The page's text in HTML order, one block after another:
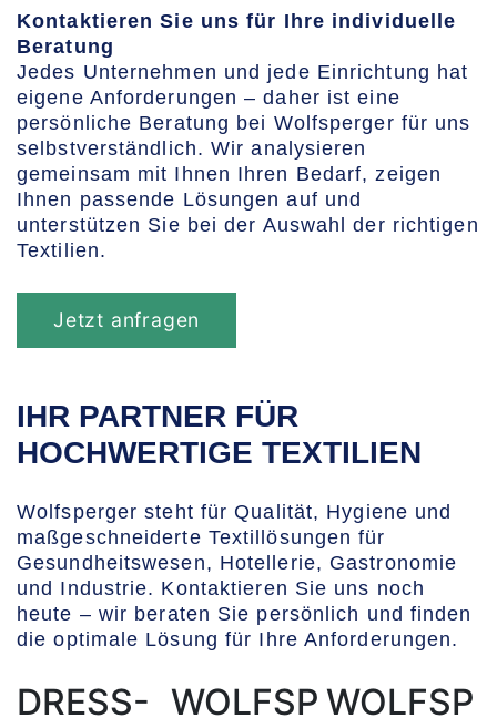
Kontaktieren Sie uns für Ihre individuelle
Beratung
Jedes Unternehmen und jede Einrichtung hat
eigene Anforderungen – daher ist eine
persönliche Beratung bei Wolfsperger für uns
selbstverständlich. Wir analysieren
gemeinsam mit Ihnen Ihren Bedarf, zeigen
Ihnen passende Lösungen auf und
unterstützen Sie bei der Auswahl der richtigen
Textilien.
Jetzt anfragen
IHR PARTNER FÜR
HOCHWERTIGE TEXTILIEN
Wolfsperger steht für Qualität, Hygiene und
maßgeschneiderte Textillösungen für
Gesundheitswesen, Hotellerie, Gastronomie
und Industrie. Kontaktieren Sie uns noch
heute – wir beraten Sie persönlich und finden
die optimale Lösung für Ihre Anforderungen.
DRESS- WOLFSP WOLFSP